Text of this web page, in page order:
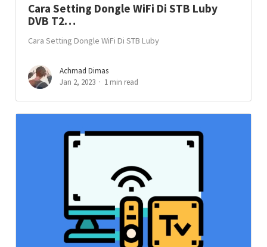
Cara Setting Dongle WiFi Di STB Luby
DVB T2…
Cara Setting Dongle WiFi Di STB Luby
Achmad Dimas
Jan 2, 2023
1 min read